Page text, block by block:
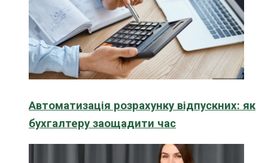
Автоматизація розрахунку відпускних: як
бухгалтеру заощадити час